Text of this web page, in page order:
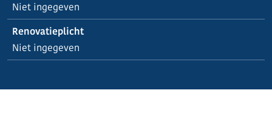
Niet ingegeven
Renovatieplicht
Niet ingegeven